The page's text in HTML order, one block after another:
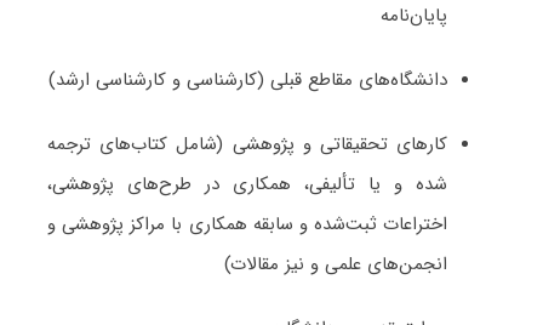
پایان‌نامه
دانشگاه‌های مقاطع قبلی (کارشناسی و کارشناسی ارشد)
کارهای تحقیقاتی و پژوهشی (شامل کتاب‌های ترجمه­‌
شده و یا تألیفی، همکاری در طرح‌های پژوهشی،
اختراعات ثبت‌­شده و سابقه همکاری با مراکز پژوهشی و
انجمن‌های علمی و نیز مقالات)